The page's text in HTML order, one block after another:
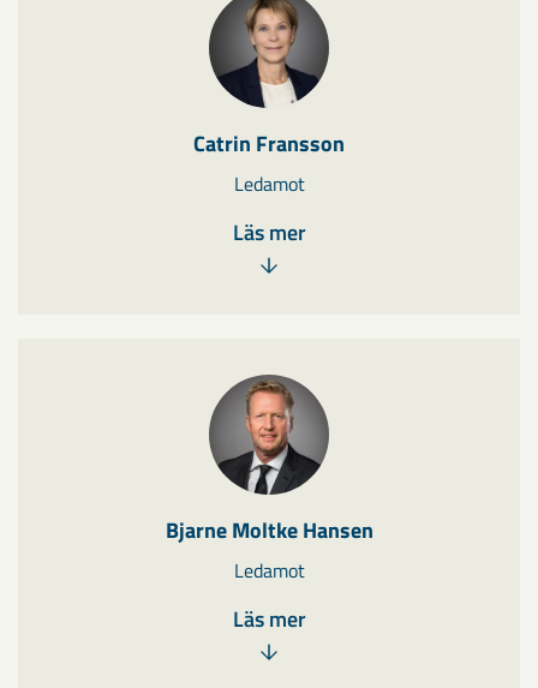
Catrin Fransson
Ledamot
Läs mer
Bjarne Moltke Hansen
Ledamot
Läs mer